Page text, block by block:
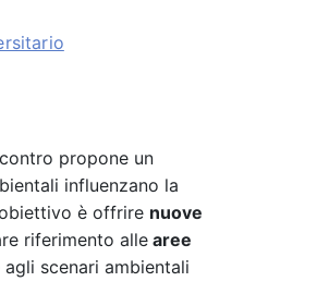
propone un
influenzano la
è offrire nuove
riferimento allearee
scenari ambientali